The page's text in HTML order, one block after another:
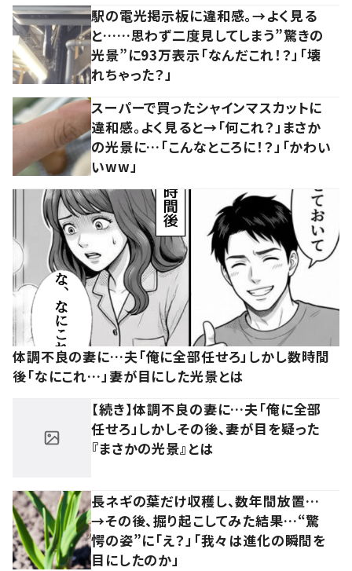
駅の電光掲示板に違和感。→よく見る
と……思わず二度見してしまう”驚きの
光景”に93万表示「なんだこれ！？」「壊
れちゃった？」
スーパーで買ったシャインマスカットに
違和感。よく見ると→「何これ？」まさか
の光景に…「こんなところに！？」「かわい
いww」
体調不良の妻に…夫「俺に全部任せろ」しかし数時間
後「なにこれ…」妻が目にした光景とは
【続き】体調不良の妻に…夫「俺に全部
任せろ」しかしその後、妻が目を疑った
『まさかの光景』とは
長ネギの葉だけ収穫し、数年間放置…
→その後、掘り起こしてみた結果…“驚
愕の姿”に「え？」「我々は進化の瞬間を
目にしたのか」